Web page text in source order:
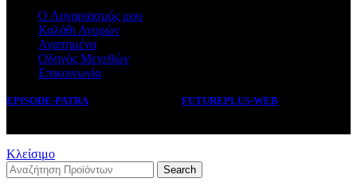
Ο Λογαριασμός μου
Καλάθι Αγορών
Αγαπημένα
Οδηγός Μεγεθών
Επικοινωνία
EPISODE-PATRA FUTUREPLUS-WEB
Κλείσιμο
Search